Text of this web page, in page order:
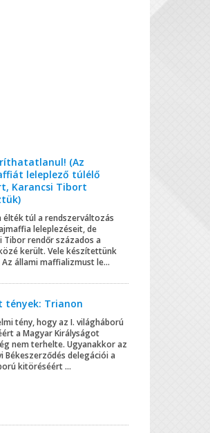
(Az
leleplező túlélő
Karancsi Tibort
élték túl a rendszerváltozás
leleplezéseit, de
Tibor rendőr százados a
került. Vele készítettünk
állami maffializmust le...
tények: Trianon
tény, hogy az I. világháború
a Magyar Királyságot
nem terhelte. Ugyanakkor az
Békeszerződés delegációi a
kitöréséért ...